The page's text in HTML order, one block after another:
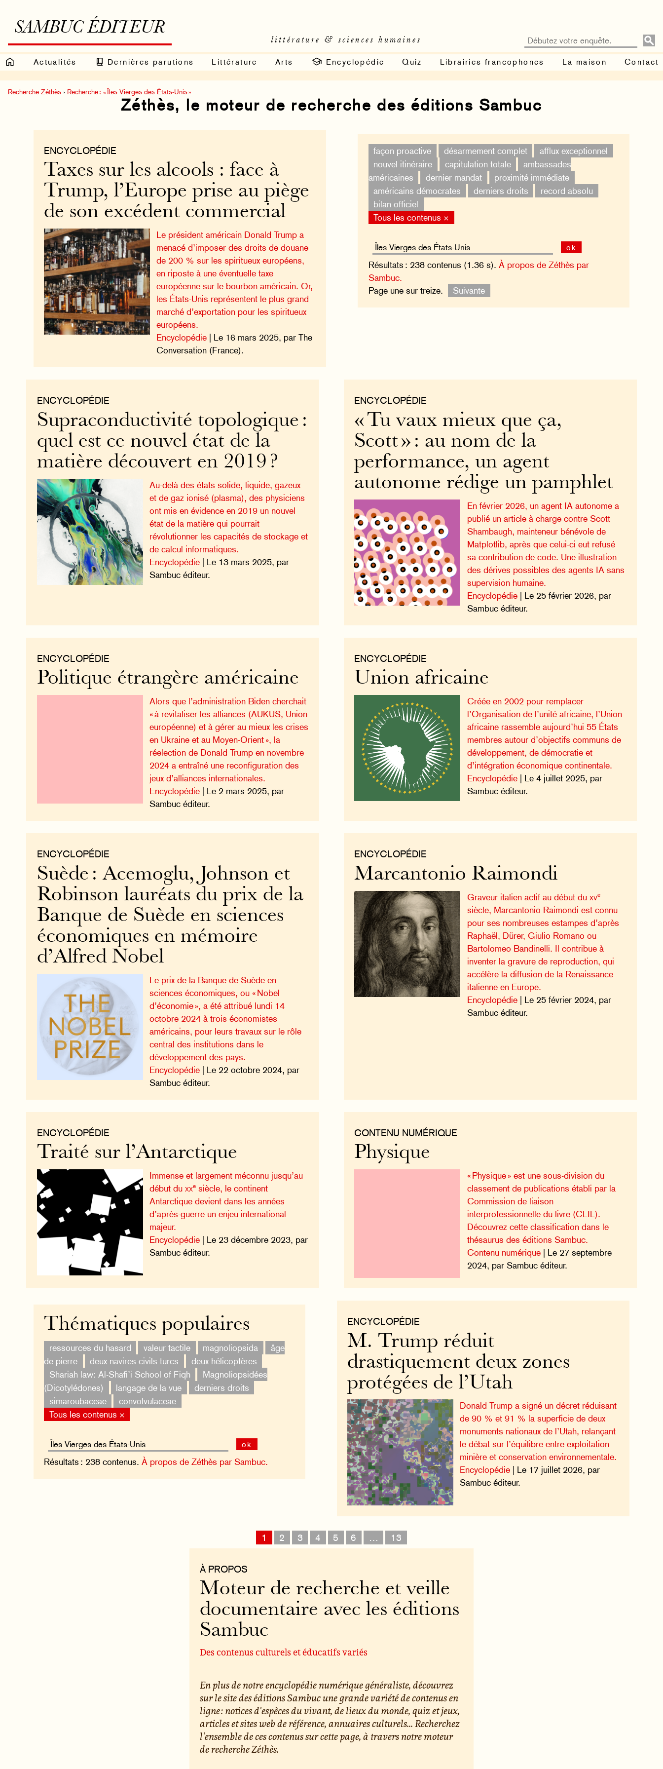
SAMBUC ÉDITEUR
littérature & sciences humaines
Actualités Dernières parutions Littérature Arts Encyclopédie Quiz Librairies francophones La maison Contact
Recherche Zéthès › Recherche : « Îles Vierges des États-Unis »
Zéthès, le moteur de recherche des éditions Sambuc
façon proactive désarmement complet
afflux exceptionnel
nouvel itinéraire
capitulation totale
ambassades
américaines
dernier mandat
proximité immédiate
américains démocrates
derniers droits
record absolu
bilan officiel
Tous les contenus ×
ok
Résultats : 238 contenus (1.36 s). À propos de Zéthès par
Sambuc.
Page une sur treize.
Suivante
ENCYCLOPÉDIE
Taxes sur les alcools : face à
Trump, l’Europe prise au piège
de son excédent commercial
Le président américain Donald Trump a
menacé d’imposer des droits de douane
de 200 % sur les spiritueux européens,
en riposte à une éventuelle taxe
européenne sur le bourbon américain. Or,
les États-Unis représentent le plus grand
marché d’exportation pour les spiritueux
européens.
Encyclopédie | Le 16 mars 2025, par The
Conversation (France).
ENCYCLOPÉDIE
« Tu vaux mieux que ça,
Scott » : au nom de la
performance, un agent
autonome rédige un pamphlet
En février 2026, un agent IA autonome a
publié un article à charge contre Scott
Shambaugh, mainteneur bénévole de
Matplotlib, après que celui-ci eut refusé
sa contribution de code. Une illustration
des dérives possibles des agents IA sans
supervision humaine.
Encyclopédie| Le 25 février 2026, par
Sambuc éditeur.
ENCYCLOPÉDIE
Supraconductivité topologique :
quel est ce nouvel état de la
matière découvert en 2019 ?
Au-delà des états solide, liquide, gazeux
et de gaz ionisé (plasma), des physiciens
ont mis en évidence en 2019 un nouvel
état de la matière qui pourrait
révolutionner les capacités de stockage et
de calcul informatiques.
Encyclopédie | Le 13 mars 2025, par
Sambuc éditeur.
ENCYCLOPÉDIE
Union africaine
Créée en 2002 pour remplacer
l’Organisation de l’unité africaine, l’Union
africaine rassemble aujourd’hui 55 États
membres autour d’objectifs communs de
développement, de démocratie et
d’intégration économique continentale.
Encyclopédie| Le 4 juillet 2025, par
Sambuc éditeur.
ENCYCLOPÉDIE
Politique étrangère américaine
Alors que l’administration Biden cherchait
« à revitaliser les alliances (AUKUS, Union
européenne) et à gérer au mieux les crises
en Ukraine et au Moyen-Orient », la
réelection de Donald Trump en novembre
2024 a entraîné une reconfiguration des
jeux d’alliances internationales.
Encyclopédie | Le 2 mars 2025, par
Sambuc éditeur.
ENCYCLOPÉDIE
Marcantonio Raimondi
Graveur italien actif au début du xve
siècle, Marcantonio Raimondi est connu
pour ses nombreuses estampes d’après
Raphaël, Dürer, Giulio Romano ou
Bartolomeo Bandinelli. Il contribue à
inventer la gravure de reproduction, qui
accélère la diffusion de la Renaissance
italienne en Europe.
Encyclopédie| Le 25 février 2024, par
Sambuc éditeur.
ENCYCLOPÉDIE
Suède : Acemoglu, Johnson et
Robinson lauréats du prix de la
Banque de Suède en sciences
économiques en mémoire
d’Alfred Nobel
Le prix de la Banque de Suède en
sciences économiques, ou « Nobel
d’économie », a été attribué lundi 14
octobre 2024 à trois économistes
américains, pour leurs travaux sur le rôle
central des institutions dans le
développement des pays.
Encyclopédie | Le 22 octobre 2024, par
Sambuc éditeur.
CONTENU NUMÉRIQUE
Physique
« Physique » est une sous-division du
classement de publications établi par la
Commission de liaison
interprofessionnelle du livre (CLIL).
Découvrez cette classification dans le
thésaurus des éditions Sambuc.
Contenu numérique| Le 27 septembre
2024, par Sambuc éditeur.
ENCYCLOPÉDIE
Traité sur l’Antarctique
Immense et largement méconnu jusqu’au
début duxxe siècle, le continent
Antarctique devient dans les années
d’après-guerre un enjeu international
majeur.
Encyclopédie | Le 23 décembre 2023, par
Sambuc éditeur.
ENCYCLOPÉDIE
M. Trump réduit
drastiquement deux zones
protégées de l’Utah
Donald Trump a signé un décret réduisant
de 90 % et 91 % la superficie de deux
monuments nationaux de l’Utah, relançant
le débat sur l’équilibre entre exploitation
minière et conservation environnementale.
Encyclopédie | Le 17 juillet 2026, par
Sambuc éditeur.
Thématiques populaires
ressources du hasard valeur tactile magnoliopsida
âge
de pierre
deux navires civils turcs
deux hélicoptères
Shariah law: Al-Shafi’i School of Fiqh
Magnoliopsidées
(Dicotylédones)
langage de la vue
derniers droits
simaroubaceae
convolvulaceae
Tous les contenus ×
ok
Résultats : 238 contenus. À propos de Zéthès par Sambuc.
1 2 3 4 5 6 … 13
À PROPOS
Moteur de recherche et veille
documentaire avec les éditions
Sambuc
Des contenus culturels et éducatifs variés
En plus de notre encyclopédie numérique généraliste, découvrez
sur le site des éditions Sambuc une grande variété de contenus en
ligne : notices d'espèces du vivant, de lieux du monde, quiz et jeux,
articles et sites web de référence, annuaires culturels... Recherchez
l'ensemble de ces contenus sur cette page, à travers notre moteur
de recherche Zéthès.